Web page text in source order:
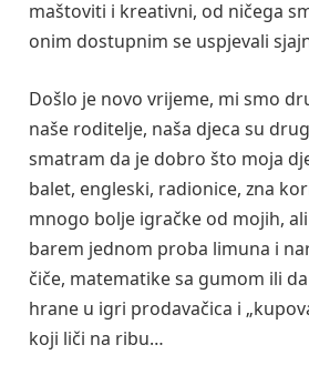
maštoviti i kreativni, od ničega
onim dostupnim se uspjevali
Došlo je novo vrijeme, mi smo
naše roditelje, naša djeca su
smatram da je dobro što moja
balet, engleski, radionice, zna
mnogo bolje igračke od mojih,
barem jednom proba limuna i
čiče, matematike sa gumom ili
hrane u igri prodavačica i
koji liči na ribu…